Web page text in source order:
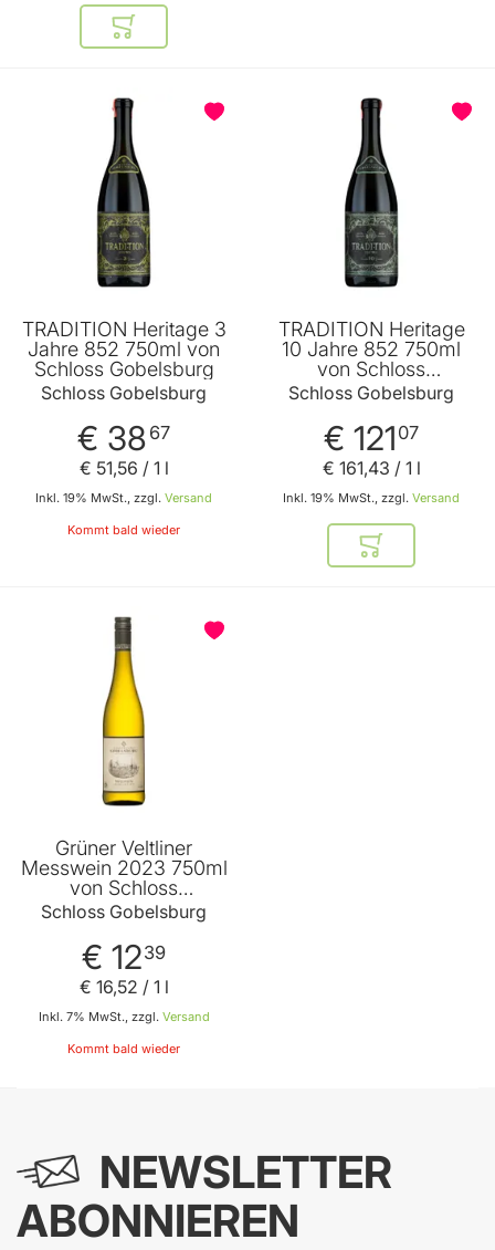
In den Warenkorb
TRADITION Heritage 3
Jahre 852 750ml von
Schloss Gobelsburg
Schloss Gobelsburg
€ 38 67
Inkl. 19% MwSt., zzgl. Versand
€ 51,56 / 1 l
Kommt bald wieder
TRADITION Heritage
10 Jahre 852 750ml
von Schloss
Gobelsburg
Schloss Gobelsburg
€ 121 07
Inkl. 19% MwSt., zzgl. Versand
€ 161,43 / 1 l
In den
Grüner Veltliner
Messwein 2023 750ml
von Schloss
Gobelsburg
Schloss Gobelsburg
€ 1239
Inkl. 7% MwSt., zzgl. Versand
€ 16,52 / 1 l
Kommt bald wieder
NEWSLETTER
ABONNIEREN